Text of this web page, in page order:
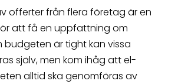
offerter från flera företag är en
att få en uppfattning om
budgeten är tight kan vissa
själv, men kom ihåg att el-
alltid ska genomföras av